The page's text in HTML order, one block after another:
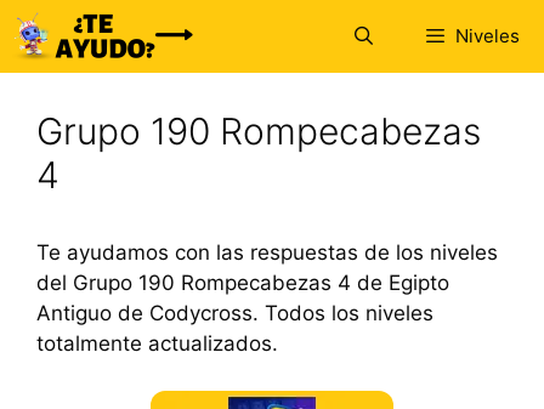
Saltar
al
contenido
Niveles
Grupo 190 Rompecabezas
4
Te ayudamos con las respuestas de los niveles
del Grupo 190 Rompecabezas 4 de Egipto
Antiguo de Codycross. Todos los niveles
totalmente actualizados.